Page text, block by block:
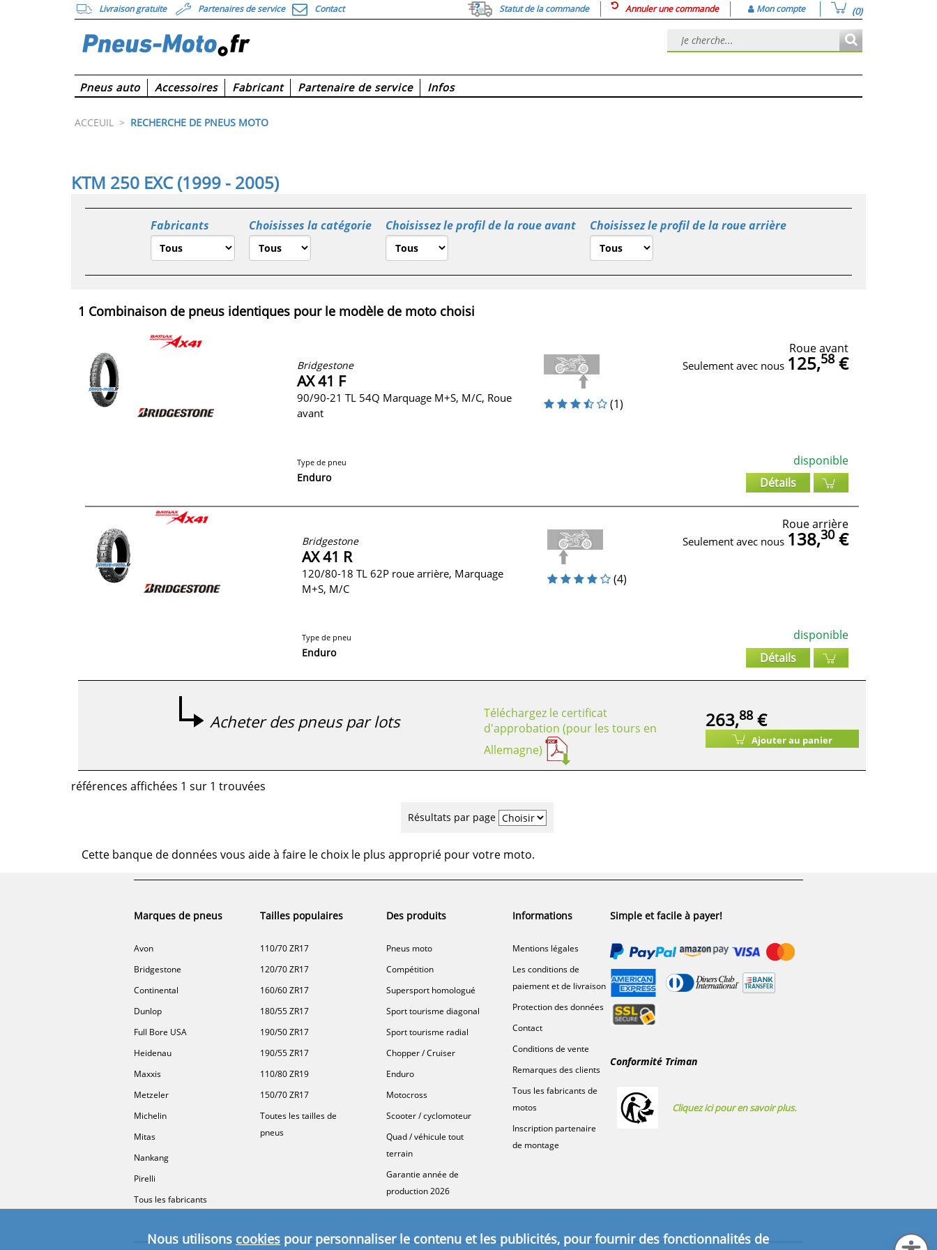
Livraison gratuite Partenaires de service Contact Statut de la commande Annuler une commande Mon compte (0)
Pneus auto Accessoires Fabricant Partenaire de service Infos
ACCEUIL > RECHERCHE DE PNEUS MOTO
KTM 250 EXC (1999 - 2005)
Fabricants Choisisses la catégorie Choisissez le profil de la roue avant Choisissez le profil de la roue arrière
1 Combinaison de pneus identiques pour le modèle de moto choisi
Bridgestone
AX 41 F
90/90-21 TL 54Q Marquage M+S, M/C, Roue
avant
Type de pneu
Enduro
(1)
Roue avant
Seulement avec nous 125,58€
disponible
Détails
Bridgestone
AX 41 R
120/80-18 TL 62P roue arrière, Marquage
M+S, M/C
Type de pneu
Enduro
(4)
Roue arrière
Seulement avec nous 138,30€
disponible
Détails
Acheter des pneus par lots
Téléchargez le certificat
d'approbation (pour les tours en
Allemagne)
263,88 €
Ajouter au panier
références affichées 1 sur 1 trouvées
Résultats par page
Cette banque de données vous aide à faire le choix le plus approprié pour votre moto.
Marques de pneus
Avon
Bridgestone
Continental
Dunlop
Full Bore USA
Heidenau
Maxxis
Metzeler
Michelin
Mitas
Nankang
Pirelli
Tous les fabricants
Tailles populaires
110/70 ZR17
120/70 ZR17
160/60 ZR17
180/55 ZR17
190/50 ZR17
190/55 ZR17
110/80 ZR19
150/70 ZR17
Toutes les tailles de
pneus
Des produits
Pneus moto
Compétition
Supersport homologué
Sport tourisme diagonal
Sport tourisme radial
Chopper / Cruiser
Enduro
Motocross
Scooter / cyclomoteur
Quad / véhicule tout
terrain
Garantie année de
production 2026
Informations
Mentions légales
Les conditions de
paiement et de livraison
Protection des données
Contact
Conditions de vente
Remarques des clients
Tous les fabricants de
motos
Inscription partenaire
de montage
Simple et facile à payer!
Conformité Triman
Cliquez ici pour en savoir plus.
Nous utilisonscookiespour personnaliser le contenu et les publicités, pour fournir des fonctionnalités de